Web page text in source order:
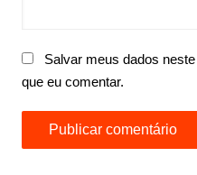
Salvar meus dados
que eu comentar.